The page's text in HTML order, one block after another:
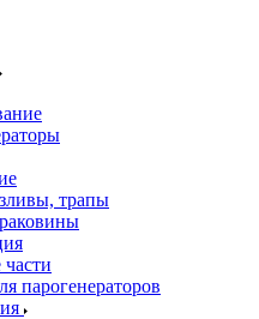
трапы
парогенераторов